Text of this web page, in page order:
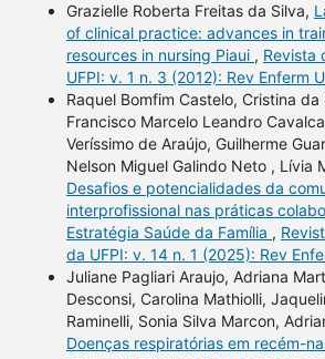
Grazielle Roberta Freitas da Silva,
of clinical practice: advances in
resources in nursing Piaui , Revista
UFPI: v. 1 n. 3 (2012): Rev Enferm
Raquel Bomfim Castelo, Cristina da
Francisco Marcelo Leandro
Veríssimo de Araújo, Guilherme
Nelson Miguel Galindo Neto , Lívia
Desafios e potencialidades da
interprofissional nas práticas
Estratégia Saúde da Família ,
da UFPI: v. 14 n. 1 (2025): Rev
Juliane Pagliari Araujo, Adriana
Desconsi, Carolina Mathiolli,
Raminelli, Sonia Silva Marcon,
Doenças respiratórias em recém-